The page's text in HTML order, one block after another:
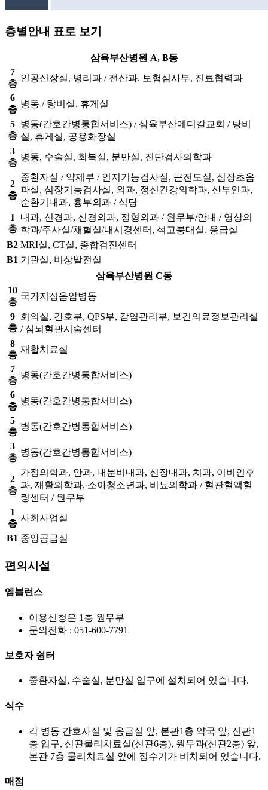
층별안내 표로 보기
삼육부산병원 A, B동
7
층
인공신장실, 병리과 / 전산과, 보험심사부, 진료협력과
6
층
병동 / 탕비실, 휴게실
5
층
병동(간호간병통합서비스) / 삼육부산메디칼교회 / 탕비
실, 휴게실, 공용화장실
3
층
병동, 수술실, 회복실, 분만실, 진단검사의학과
2
층
중환자실 / 약제부 / 인지기능검사실, 근전도실, 심장초음
파실, 심장기능검사실, 외과, 정신건강의학과, 산부인과,
순환기내과, 흉부외과 / 식당
1
층
내과, 신경과, 신경외과, 정형외과 / 원무부/안내 / 영상의
학과/주사실/채혈실/내시경센터, 석고붕대실, 응급실
B2 MRI실, CT실, 종합검진센터
B1 기관실, 비상발전실
삼육부산병원 C동
10
층
국가지정음압병동
9
층
회의실, 간호부, QPS부, 감염관리부, 보건의료정보관리실
/ 심뇌혈관시술센터
8
층
재활치료실
7
층
병동(간호간병통합서비스)
6
층
병동(간호간병통합서비스)
5
층
병동(간호간병통합서비스)
3
층
병동(간호간병통합서비스)
2
층
가정의학과, 안과, 내분비내과, 신장내과, 치과, 이비인후
과, 재활의학과, 소아청소년과, 비뇨의학과 / 혈관혈액힐
링센터 / 원무부
1
층
사회사업실
B1 중앙공급실
편의시설
엠블런스
이용신청은 1층 원무부
문의전화 : 051-600-7791
보호자 쉼터
중환자실, 수술실, 분만실 입구에 설치되어 있습니다.
식수
각 병동 간호사실 및 응급실 앞, 본관1층 약국 앞, 신관1
층 입구, 신관물리치료실(신관6층), 원무과(신관2층) 앞,
본관 7층 물리치료실 앞에 정수기가 비치되어 있습니다.
매점